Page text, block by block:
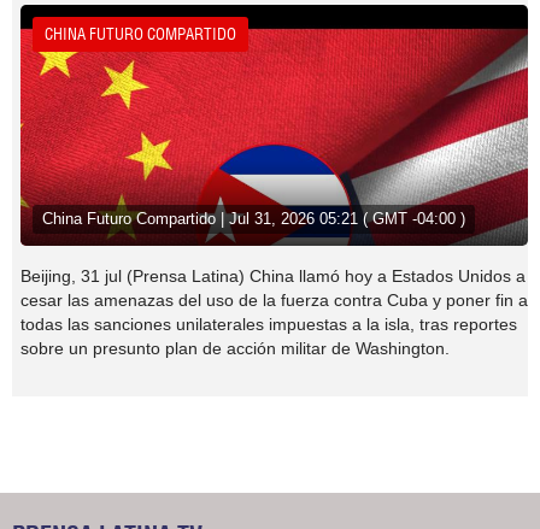
CHINA FUTURO COMPARTIDO
China Futuro Compartido | Jul 31, 2026 05:21 ( GMT -04:00 )
Beijing, 31 jul (Prensa Latina) China llamó hoy a Estados Unidos a
cesar las amenazas del uso de la fuerza contra Cuba y poner fin a
todas las sanciones unilaterales impuestas a la isla, tras reportes
sobre un presunto plan de acción militar de Washington.